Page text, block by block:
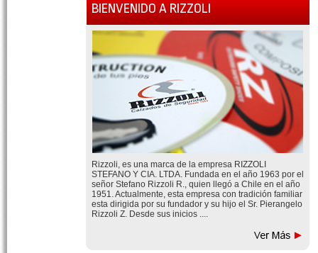
BIENVENIDO A RIZZOLI
Rizzoli, es una marca de la empresa RIZZOLI
STEFANO Y CIA. LTDA. Fundada en el año 1963 por el
señor Stefano Rizzoli R., quien llegó a Chile en el año
1951. Actualmente, esta empresa con tradición familiar
esta dirigida por su fundador y su hijo el Sr. Pierangelo
Rizzoli Z. Desde sus inicios ....